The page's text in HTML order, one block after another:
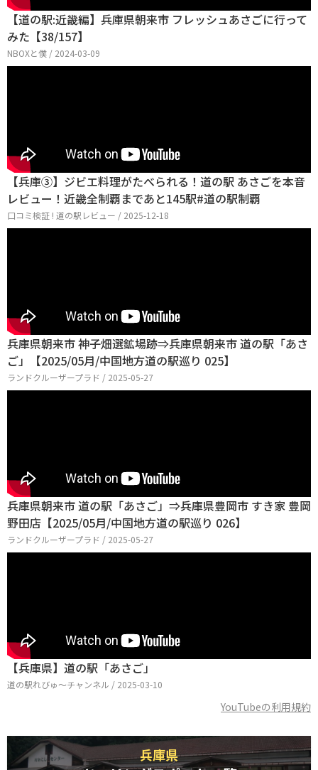
【道の駅:近畿編】兵庫県朝来市 フレッシュあさごに行って
みた【38/157】
NBOXと僕 / 2024-03-09
【兵庫③】ジビエ料理がたべられる！道の駅 あさごを本音
レビュー！近畿全制覇まであと145駅#道の駅制覇
口コミ検証 ! 道の駅レビュー / 2025-12-18
兵庫県朝来市 神子畑選鉱場跡⇒兵庫県朝来市 道の駅「あさ
ご」【2025/05月/中国地方道の駅巡り 025】
ランドクルーザープラド / 2025-05-27
兵庫県朝来市 道の駅「あさご」⇒兵庫県豊岡市 すき家 豊岡
野田店【2025/05月/中国地方道の駅巡り 026】
ランドクルーザープラド / 2025-05-27
【兵庫県】道の駅「あさご」
道の駅れびゅ〜チャンネル / 2025-03-10
YouTubeの利用規約
兵庫県